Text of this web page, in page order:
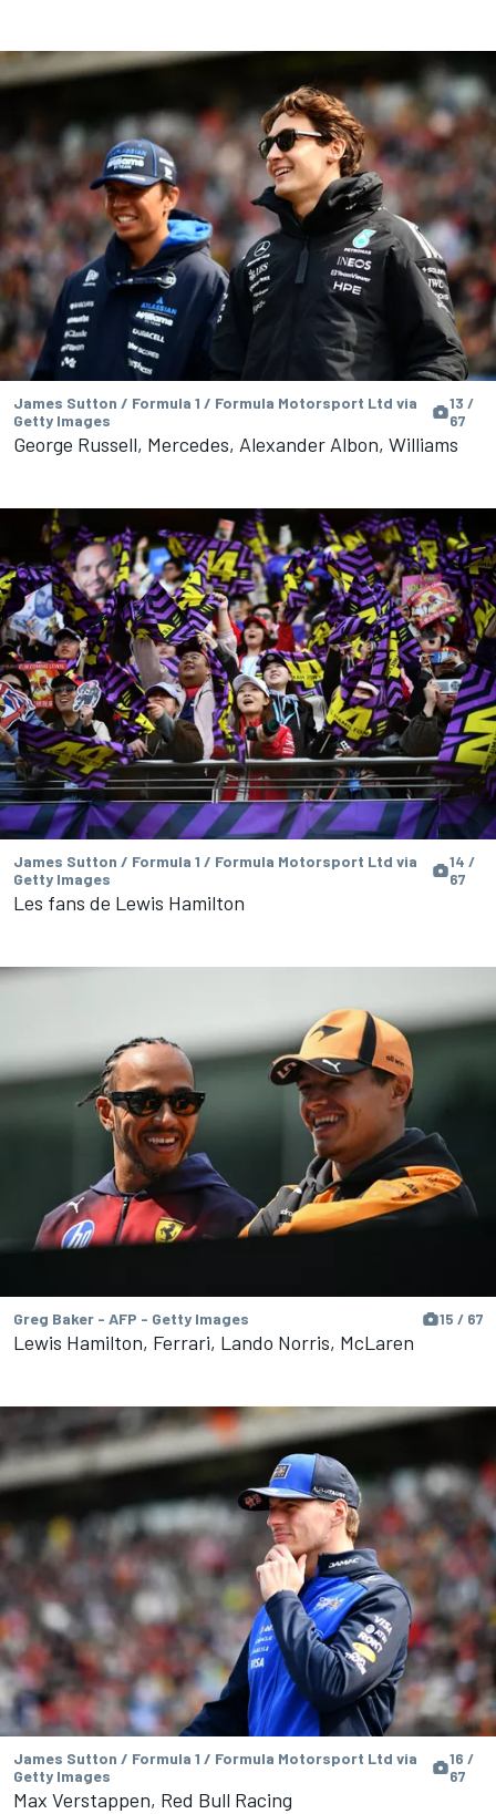
James Sutton / Formula 1 / Formula Motorsport Ltd via
Getty Images
13 /
67
George Russell, Mercedes, Alexander Albon, Williams
James Sutton / Formula 1 / Formula Motorsport Ltd via
Getty Images
14 /
67
Les fans de Lewis Hamilton
Greg Baker - AFP - Getty Images 15 / 67
Lewis Hamilton, Ferrari, Lando Norris, McLaren
James Sutton / Formula 1 / Formula Motorsport Ltd via
Getty Images
16 /
67
Max Verstappen, Red Bull Racing